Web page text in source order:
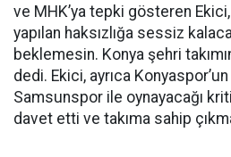
ve MHK’ya tepki gösteren
yapılan haksızlığa sessiz
beklemesin. Konya şehri
dedi. Ekici, ayrıca
Samsunspor ile oynayacağı
davet etti ve takıma sahip